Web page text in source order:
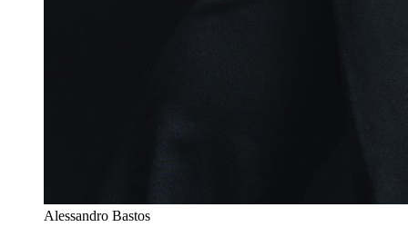
Alessandro Bastos